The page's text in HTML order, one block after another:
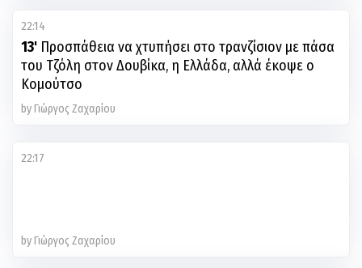
22:14
13' Προσπάθεια να χτυπήσει στο τρανζίσιον με πάσα
του Τζόλη στον Δουβίκα, η Ελλάδα, αλλά έκοψε ο
Κομούτσο
by Γιώργος Ζαχαρίου
22:17
by Γιώργος Ζαχαρίου